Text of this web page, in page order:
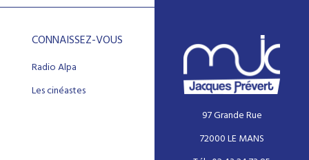
CONNAISSEZ-VOUS
Radio Alpa
Les cinéastes
97 Grande Rue
72000 LE MANS